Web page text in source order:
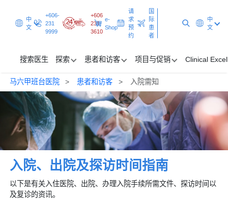
中
文
+606-
231
9999
+606
231
3610
e-
Shop
请
求
预
约
国
际
患
者
中
文
搜索医生 探索 患者和访客 项目与促销 Clinical
探索
患者和访客
项目与促销
Clinical Excellence
马六甲班台医院 患者和访客 入院需知
入院、出院及探访时间指南
以下是有关入住医院、出院、办理入院手续所需文件、探访时间以
及复诊的资讯。